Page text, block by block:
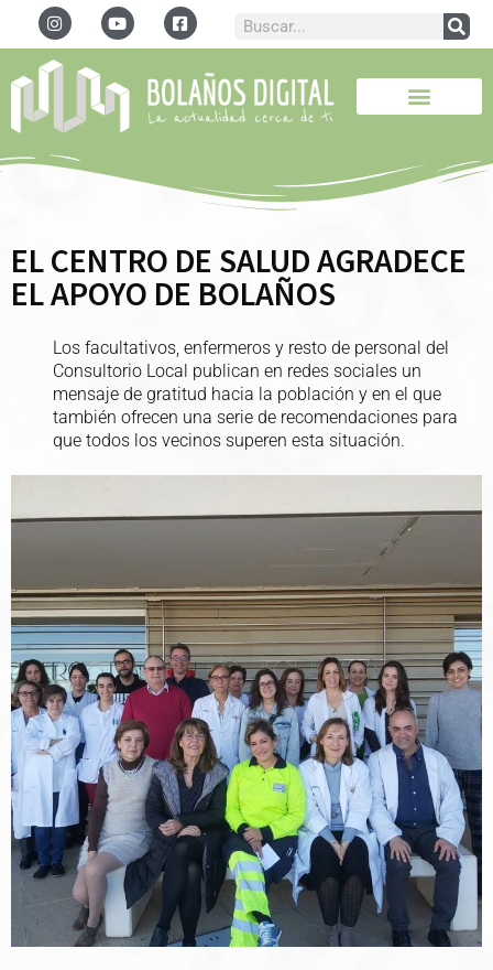
EL CENTRO DE SALUD AGRADECE
EL APOYO DE BOLAÑOS
Los facultativos, enfermeros y resto de personal del
Consultorio Local publican en redes sociales un
mensaje de gratitud hacia la población y en el que
también ofrecen una serie de recomendaciones para
que todos los vecinos superen esta situación.